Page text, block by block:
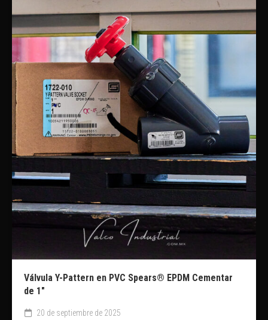
Válvula Y-Pattern en PVC Spears®️ EPDM Cementar
de 1″
20 de septiembre de 2025